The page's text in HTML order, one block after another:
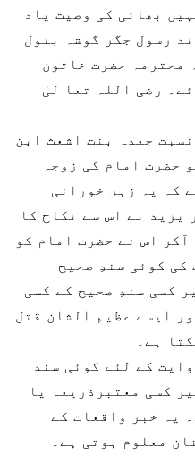
بھائی کی وصیت یاد
رسول جگر گوشہ بتول
محترمہ حضرت خاتون
رضی اللہ تعا لیٰ
جعدہ بنت اشعث ابن
حضرت امام کی زوجہ
کہ یہ زہر خورانی
یزید نے اس سے نکاح کا
اس نے حضرت امام کو
کی کوئی سندِ صحیح
کسی سندِ صحیح کے کسی
ایسے عظیم الشان قتل
ہے۔
کے لئے کوئی سند
کسی معتبرذریعہ یا
یہ خبر واقعات کے
معلوم ہوتی ہے۔